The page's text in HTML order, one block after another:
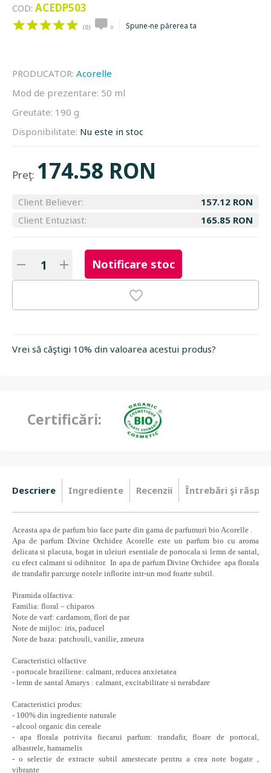
COD: ACEDP503
(0) 0 Spune-ne părerea ta
PRODUCATOR: Acorelle
Mod de prezentare: 50 ml
Greutate: 190 g
Disponibilitate: Nu este in stoc
Preţ: 174.58 RON
Client Believer:
157.12 RON
Client Entuziast:
165.85 RON
Notificare stoc
Vrei să câştigi 10% din valoarea acestui produs?
Certificări:
Descriere Ingrediente Recenzii Întrebări şi
Aceasta apa de parfum bio face parte din gama de parfumuri bio Acorelle .
Apa de parfumDivine Orchidee Acorelle este un parfum bio cu aroma
delicata si placuta, bogat in uleiuri esentiale de portocala si lemn de santal,
cu efect calmant si odihnitor. In apa de parfum Divine Orchidee apa florala
de trandafir parcurge notele inflorite intr-un mod foarte subtil.
Piramida olfactiva:
Familia: floral – chiparos
Note de varf: cardamom, flori de par
Note de mijloc: iris, paducel
Note de baza: patchouli, vanilie, zmeura
Caracteristici olfactive
- portocale braziliene: calmant, reducea anxietatea
- lemn de santal Amarys : calmant, excitabilitate si nerabdare
Caracteristici produs:
- 100% din ingrediente naturale
- alcool organic din cereale
- apa florala potrivita fiecarui parfum: trandafir, floare de portocal,
albastrele, hamamelis
- o selectie de extracte subtil amestecate pentru a crea note bogate ,
vibrante